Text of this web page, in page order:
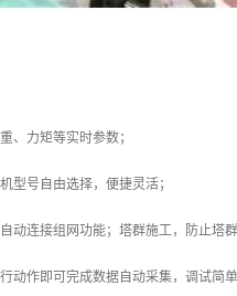
、力矩等实时参数；
型号自由选择，便捷灵活；
连接组网功能；塔群施工，防止塔
作即可完成数据自动采集，调试简